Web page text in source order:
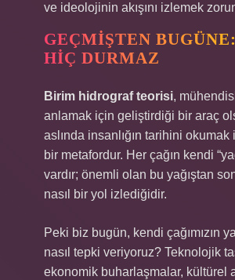
ve ideolojinin akışını izlemek
GEÇMIŞTEN
HIÇ DURMAZ
Birim hidrograf teorisi,
anlamak için geliştirdiği bir araç
aslında insanlığın tarihini
bir metafordur. Her çağın kendi
vardır; önemli olan bu yağıştan
nasıl bir yol izlediğidir.
Peki biz bugün, kendi çağımızın
nasıl tepki veriyoruz? Teknolojik
ekonomik buharlaşmalar, kültürel